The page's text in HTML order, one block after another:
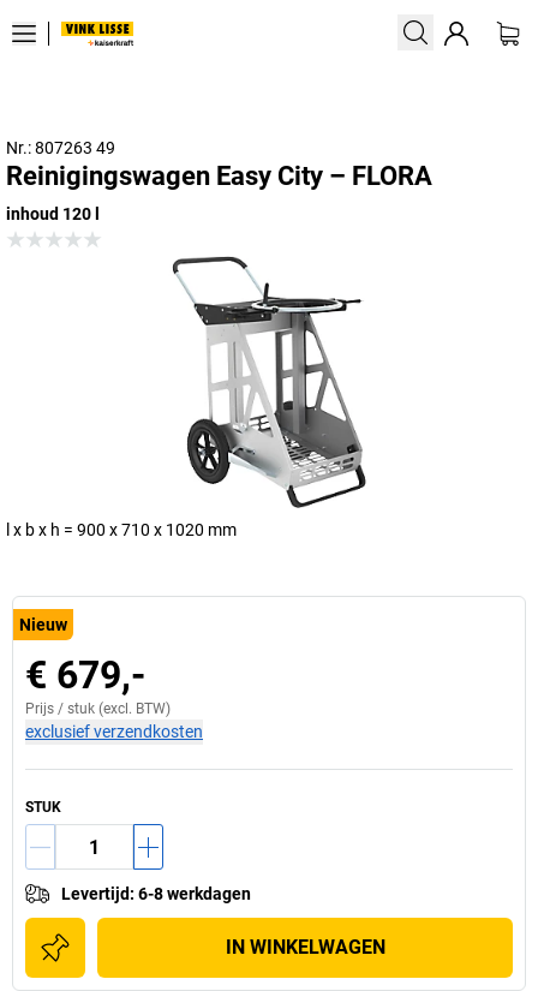
Nr.: 807263 49
Reinigingswagen Easy City – FLORA
inhoud 120 l
l x b x h = 900 x 710 x 1020 mm
Nieuw
€ 679,-
Prijs / stuk (excl. BTW)
exclusief verzendkosten
STUK
Levertijd: 6-8 werkdagen
IN WINKELWAGEN